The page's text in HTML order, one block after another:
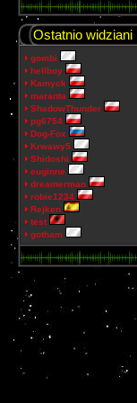
Ostatnio widziani
gombi
hellboy
Kamyck
maranta
ShadowThunder
pg6754
Dog-Fox
Krwawy5
Shidoshi
euginne
dreamerman
robie1234
Rejken
test
gotham